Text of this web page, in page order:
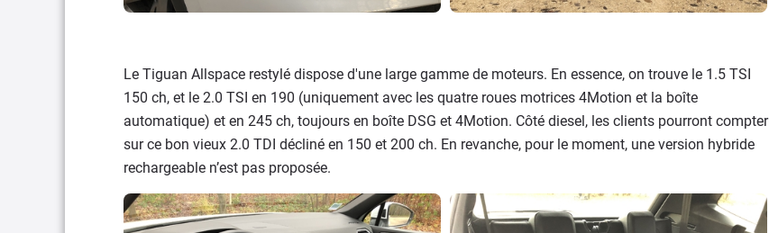
Le Tiguan Allspace restylé dispose d'une large gamme de moteurs. En essence, on trouve le 1.5 TSI
150 ch, et le 2.0 TSI en 190 (uniquement avec les quatre roues motrices 4Motion et la boîte
automatique) et en 245 ch, toujours en boîte DSG et 4Motion. Côté diesel, les clients pourront compter
sur ce bon vieux 2.0 TDI décliné en 150 et 200 ch. En revanche, pour le moment, une version hybride
rechargeable n’est pas proposée.